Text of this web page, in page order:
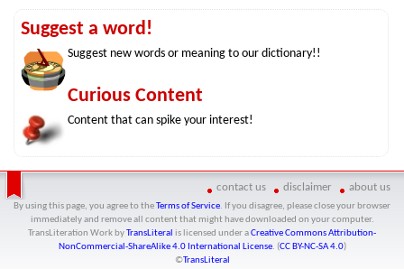
Suggest a word!
Suggest new words or meaning to our dictionary!!
Curious Content
Content that can spike your interest!
contact us disclaimer about us
By using this page, you agree to the Terms of Service. If you disagree, please close your browser
immediately and remove all content that might have downloaded on your computer.
TransLiteration Workby TransLiteral is licensed under aCreative Commons Attribution-
NonCommercial-ShareAlike 4.0 International License. (CC BY-NC-SA 4.0)
©TransLiteral